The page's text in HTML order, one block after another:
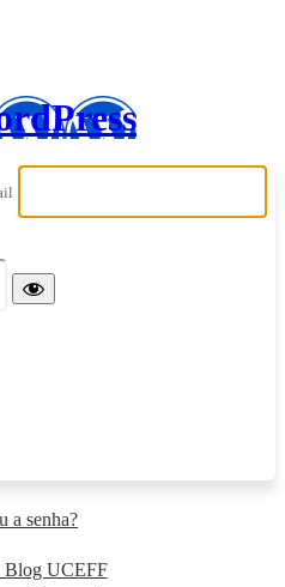
a senha?
UCEFF